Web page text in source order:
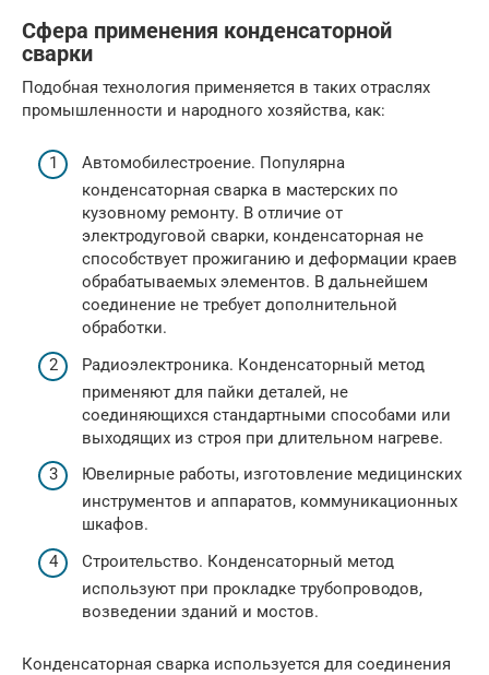
Сфера применения конденсаторной
сварки
Подобная технология применяется в таких отраслях
промышленности и народного хозяйства, как:
Автомобилестроение. Популярна
конденсаторная сварка в мастерских по
кузовному ремонту. В отличие от
электродуговой сварки, конденсаторная не
способствует прожиганию и деформации краев
обрабатываемых элементов. В дальнейшем
соединение не требует дополнительной
обработки.
Радиоэлектроника. Конденсаторный метод
применяют для пайки деталей, не
соединяющихся стандартными способами или
выходящих из строя при длительном нагреве.
Ювелирные работы, изготовление медицинских
инструментов и аппаратов, коммуникационных
шкафов.
Строительство. Конденсаторный метод
используют при прокладке трубопроводов,
возведении зданий и мостов.
Конденсаторная сварка используется для соединения